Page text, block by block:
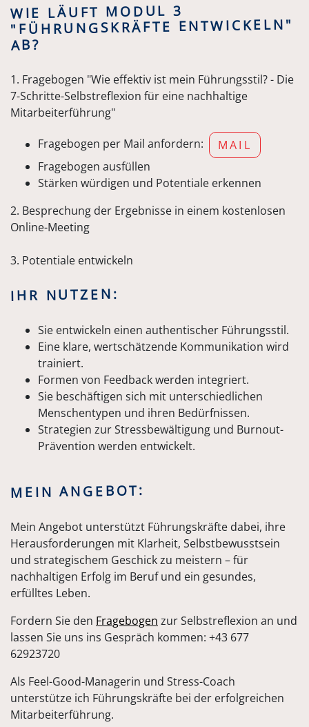
WIE LÄUFT MODUL 3
"FÜHRUNGSKRÄFTE ENTWICKELN"
AB?
1. Fragebogen "Wie effektiv ist mein Führungsstil? - Die
7-Schritte-Selbstreflexion für eine nachhaltige
Mitarbeiterführung"
Fragebogen per Mail anfordern:
MAIL
Fragebogen ausfüllen
Stärken würdigen und Potentiale erkennen
2. Besprechung der Ergebnisse in einem kostenlosen
Online-Meeting
3. Potentiale entwickeln
IHR NUTZEN:
Sie entwickeln einen authentischer Führungsstil.
Eine klare, wertschätzende Kommunikation wird
trainiert.
Formen von Feedback werden integriert.
Sie beschäftigen sich mit unterschiedlichen
Menschentypen und ihren Bedürfnissen.
Strategien zur Stressbewältigung und Burnout-
Prävention werden entwickelt.
MEIN ANGEBOT:
Mein Angebot unterstützt Führungskräfte dabei, ihre
Herausforderungen mit Klarheit, Selbstbewusstsein
und strategischem Geschick zu meistern – für
nachhaltigen Erfolg im Beruf und ein gesundes,
erfülltes Leben.
Fordern Sie den Fragebogen zur Selbstreflexion an und
lassen Sie uns ins Gespräch kommen: +43 677
62923720
Als Feel-Good-Managerin und Stress-Coach
unterstütze ich Führungskräfte bei der erfolgreichen
Mitarbeiterführung.